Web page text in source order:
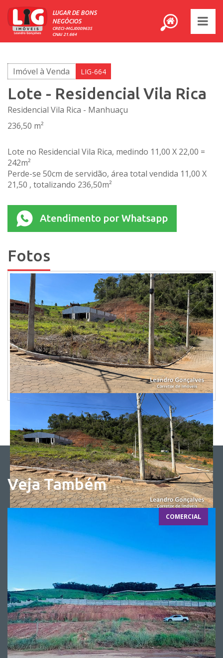
LUGAR DE BONS
NEGÓCIOS
CRECI-MGJ0009635
CNAI 21.664
Imóvel à Venda LIG-664
Lote - Residencial Vila Rica
Residencial Vila Rica - Manhuaçu
236,50 m²
Lote no Residencial Vila Rica, medindo 11,00 X 22,00 =
242m²
Perde-se 50cm de servidão, área total vendida 11,00 X
21,50 , totalizando 236,50m²
Fotos
Veja Também
COMERCIAL